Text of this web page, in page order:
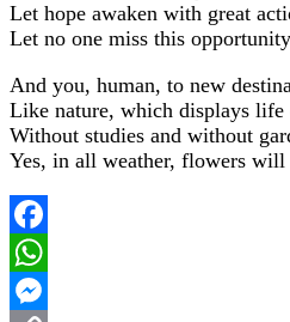
Let hope awaken with great
Let no one miss this
And you, human, to new
Like nature, which displays life
Without studies and without
Yes, in all weather, flowers will
Facebook
WhatsApp